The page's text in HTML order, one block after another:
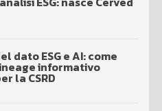
dato ESG e AI: come
informativo
la CSRD